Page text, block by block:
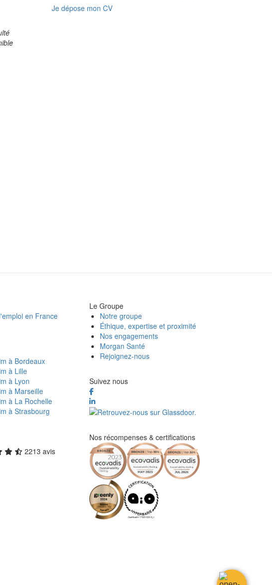
Je dépose mon CV
en France
à Bordeaux
à Lille
à Lyon
à Marseille
à La Rochelle
à Strasbourg
2213 avis
Le Groupe
Notre groupe
Éthique, expertise et proximité
Nos engagements
Morgan Santé
Rejoignez-nous
Suivez nous
Nos récompenses & certifications